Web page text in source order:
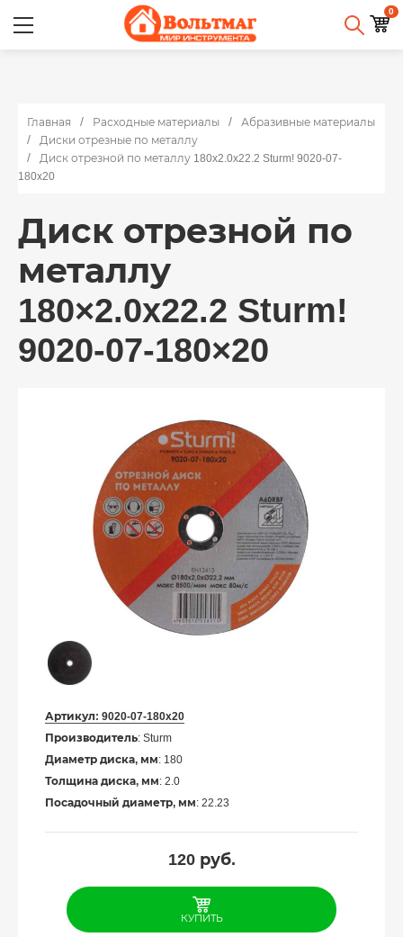
0
Главная Расходные материалы
Абразивные материалы
Диски отрезные по металлу
Диск отрезной по металлу 180x2.0x22.2 Sturm! 9020-07-
180x20
Диск отрезной по
металлу
180×2.0x22.2 Sturm!
9020-07-180×20
Артикул: 9020-07-180x20
Производитель: Sturm
Диаметр диска, мм: 180
Толщина диска, мм: 2.0
Посадочный диаметр, мм: 22.23
120руб.
КУПИТЬ